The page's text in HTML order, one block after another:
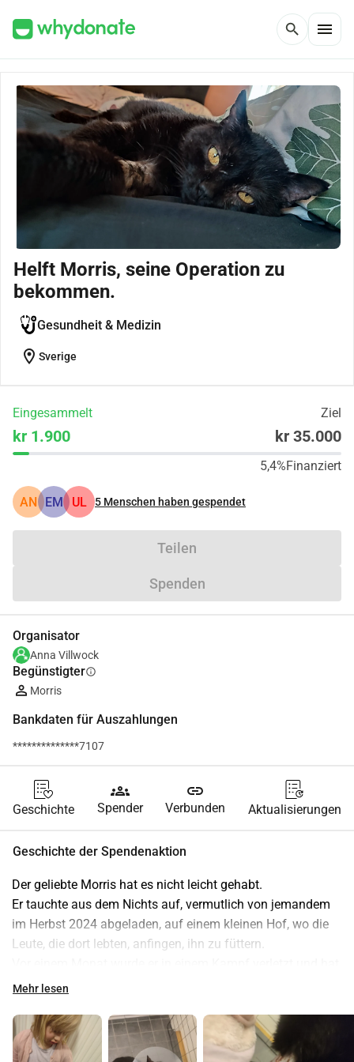
search menu
Helft Morris, seine Operation zu
bekommen.
Gesundheit & Medizin
location_on Sverige
Eingesammelt Ziel
kr 1.900 kr 35.000
5,4%Finanziert
AN EM UL 5 Menschen haben gespendet
Teilen
Spenden
Organisator
Anna Villwock
Begünstigterinfo
Morris
Bankdaten für Auszahlungen
**************7107
Geschichte
groups
Spender
link
Verbunden Aktualisierungen
Geschichte der Spendenaktion
Der geliebte Morris hat es nicht leicht gehabt.
Er tauchte aus dem Nichts auf, vermutlich von jemandem
im Herbst 2024 abgeladen, auf einem kleinen Hof, wo die
Leute, die dort lebten, anfingen, ihn zu füttern.
sich die Beine verletzt. Das linke Bein war am schlimmsten,
Antibiotika nehmen, da die Wunden infiziert waren. Wir
hoffen, dass das Antibiotikum diesmal wirkt.
Mehr lesen